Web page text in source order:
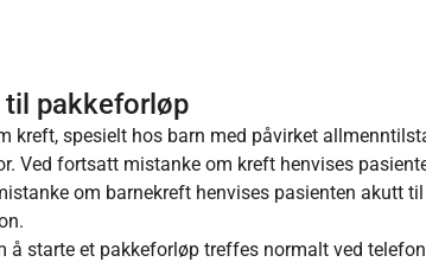
til pakkeforløp
kreft, spesielt hos barn med påvirket
Ved fortsatt mistanke om kreft henvises
om barnekreft henvises pasienten akutt
å starte et pakkeforløp treffes normalt ved